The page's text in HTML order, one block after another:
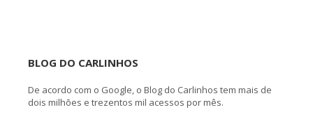
BLOG DO CARLINHOS
De acordo com o Google, o Blog do Carlinhos tem mais de
dois milhões e trezentos mil acessos por mês.